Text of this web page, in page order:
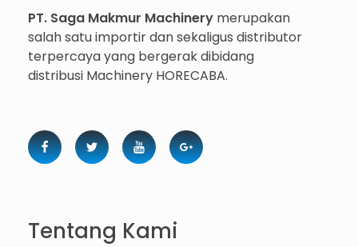
PT. Saga Makmur Machinery merupakan
salah satu importir dan sekaligus distributor
terpercaya yang bergerak dibidang
distribusi Machinery HORECABA.
Tentang Kami